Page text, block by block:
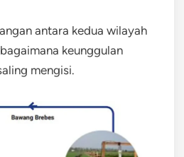
antara kedua wilayah
keunggulan
mengisi.